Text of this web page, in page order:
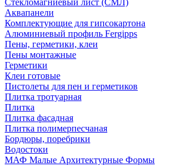
Стекломагниевый лист (СМЛ)
Аквапанели
Комплектующие для гипсокартона
Алюминиевый профиль Fergipps
Пены, герметики, клеи
Пены монтажные
Герметики
Клеи готовые
Пистолеты для пен и герметиков
Плитка тротуарная
Плитка
Плитка фасадная
Плитка полимерпесчаная
Бордюры, поребрики
Водостоки
МАФ Малые Архитектурные Формы